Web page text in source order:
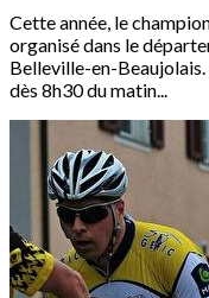
Cette année, le
organisé dans le
Belleville-en-
dès 8h30 du matin...